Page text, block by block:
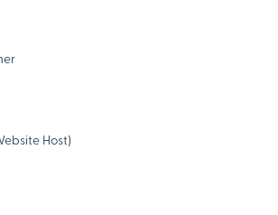
Host)